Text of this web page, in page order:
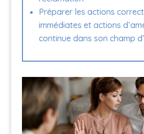
Préparer les actions
immédiates et actions
continue dans son champ